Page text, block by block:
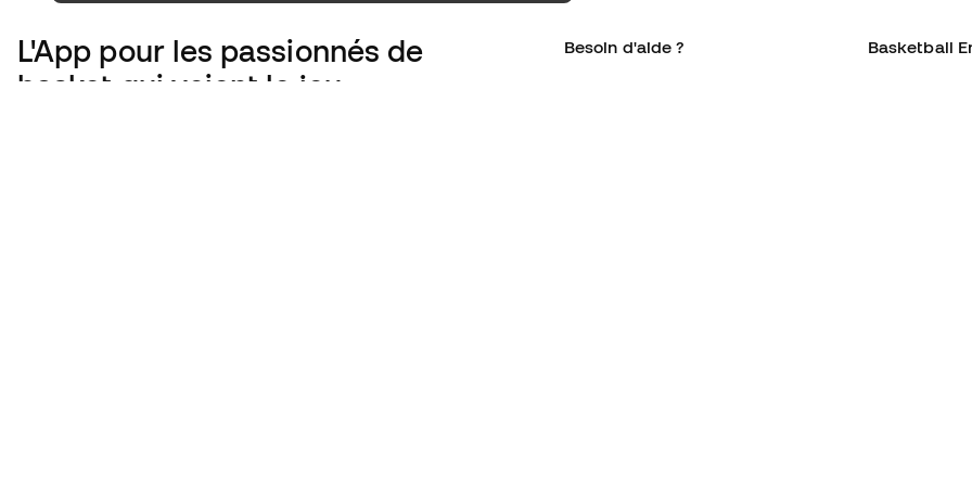
L'App pour les passionnés de
basket qui voient le jeu
Besoin d'aide ? Basketball